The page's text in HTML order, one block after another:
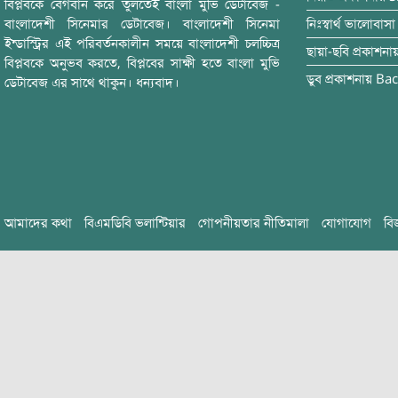
বিপ্লবকে বেগবান করে তুলতেই বাংলা মুভি ডেটাবেজ -
বাংলাদেশী সিনেমার ডেটাবেজ। বাংলাদেশী সিনেমা
ইন্ডাস্ট্রির এই পরিবর্তনকালীন সময়ে বাংলাদেশী চলচ্চিত্র
বিপ্লবকে অনুভব করতে, বিপ্লবের সাক্ষী হতে বাংলা মুভি
ডেটাবেজ এর সাথে থাকুন। ধন্যবাদ।
নিঃস্বার্থ ভালোবাসা
ছায়া-ছবি
ডুব প্রকাশনায়
আমাদের কথা বিএমডিবি ভলান্টিয়ার গোপনীয়তার নীতিমালা যোগাযোগ